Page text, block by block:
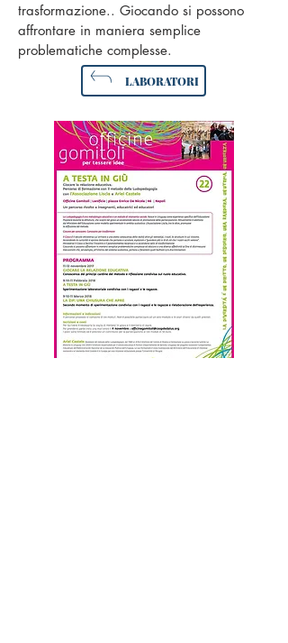
trasformazione.. Giocando si possono
affrontare in maniera semplice
problematiche complesse.
LABORATORI